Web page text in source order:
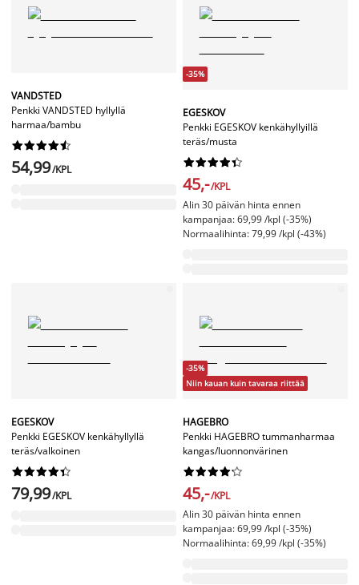
VANDSTED
Penkki VANDSTED hyllyllä
harmaa/bambu






54,99/KPL
-35%
EGESKOV
Penkki EGESKOV kenkähyllyillä
teräs/musta






45,-/KPL
Alin 30 päivän hinta ennen
kampanjaa: 69,99 /kpl (-35%)
Normaalihinta: 79,99 /kpl (-43%)
EGESKOV
Penkki EGESKOV kenkähyllyllä
teräs/valkoinen






79,99/KPL
-35%
Niin kauan kuin tavaraa riittää
HAGEBRO
Penkki HAGEBRO tummanharmaa
kangas/luonnonvärinen






45,-/KPL
Alin 30 päivän hinta ennen
kampanjaa: 69,99 /kpl (-35%)
Normaalihinta: 69,99 /kpl (-35%)